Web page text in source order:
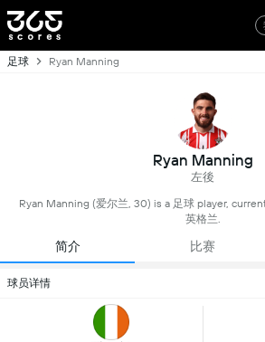
足球 Ryan Manning
Ryan Manning
左後
Ryan Manning (爱尔兰, 30) is a 足球 player,
英格兰.
简介 比赛
球员详情